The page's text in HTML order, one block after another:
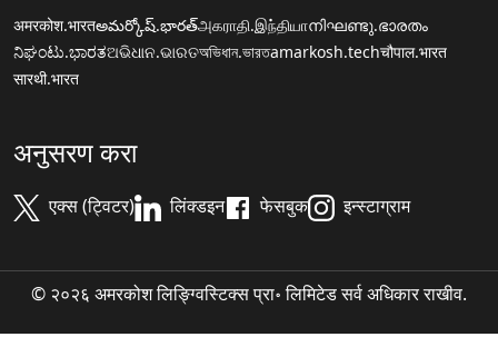
अमरकोश.भारतఅమర్కోష్.భారత్அகராதி.இந்தியாനിഘണ്ടു.ഭാരതം
ನಿಘಂಟು.ಭಾರತଅଭିଧାନ.ଭାରତঅভিধান.ভারতamarkosh.techचौपाल.भारत
सारथी.भारत
अनुसरण करा
एक्स (ट्विटर) लिंक्डइन फेसबुक इन्स्टाग्राम
© २०२६ अमरकोश लिङ्ग्विस्टिक्स प्रा॰ लिमिटेड सर्व अधिकार राखीव.